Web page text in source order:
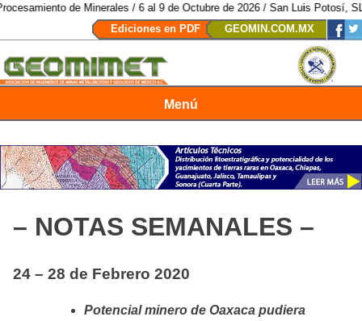
de Minerales / 6 al 9 de Octubre de 2026 / San Luis Potosí, SLP //Mexico
Ediciones en PDF
GEOMIN.COM.MX
Menú
– NOTAS SEMANALES –
24 – 28 de Febrero 2020
Potencial minero de Oaxaca pudiera